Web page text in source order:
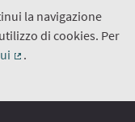
la navigazione
di cookies. Per
.